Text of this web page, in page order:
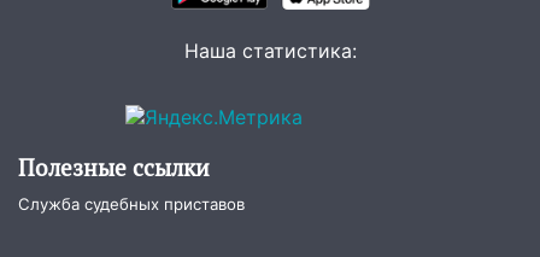
тридцатиградусная жара: какая будет
Четыре года борьбы: ульяновские
за плесень на стенах
Наша статистика:
Полезные ссылки
Служба судебных приставов